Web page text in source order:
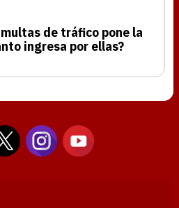
de tráfico pone la
ingresa por ellas?